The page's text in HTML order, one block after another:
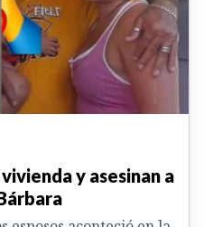
y asesinan a